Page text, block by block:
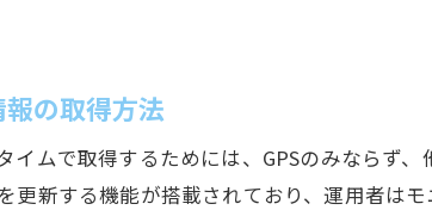
の取得方法
イムで取得するためには、GPSのみならず
更新する機能が搭載されており、運用者は